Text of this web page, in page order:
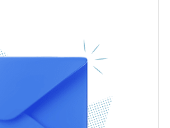
日期2025/26 時間表，
讓你一目了然，還會分
享一些入場小貼士！